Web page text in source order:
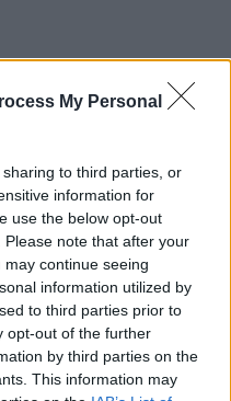
My Personal
to third parties, or
information for
use the below opt-out
note that after your
continue seeing
information utilized by
to third parties prior to
opt-out of the further
by third parties on the
This information may